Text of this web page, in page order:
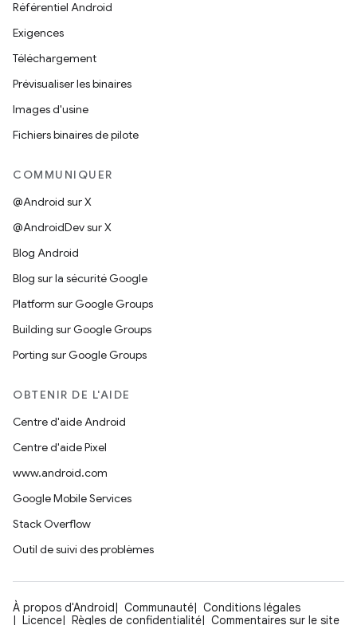
Référentiel Android
Exigences
Téléchargement
Prévisualiser les binaires
Images d'usine
Fichiers binaires de pilote
COMMUNIQUER
@Android sur X
@AndroidDev sur X
Blog Android
Blog sur la sécurité Google
Platform sur Google Groups
Building sur Google Groups
Porting sur Google Groups
OBTENIR DE L'AIDE
Centre d'aide Android
Centre d'aide Pixel
www.android.com
Google Mobile Services
Stack Overflow
Outil de suivi des problèmes
À propos d'Android Communauté
Conditions légales
Licence
Règles de confidentialité Commentaires sur le site